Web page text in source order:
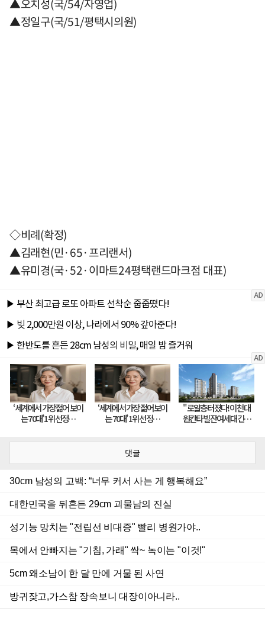
▲오치성(국/54/자영업)
▲정일구(국/51/평택시의원)
◇비례(확정)
▲김래현(민·65·프리랜서)
▲유미경(국·52·이마트24평택랜드마크점 대표)
댓글